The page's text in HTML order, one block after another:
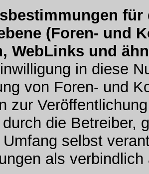
(Foren- und
WebLinks und
in diese
von Foren- und
zur
die Betreiber,
selbst
als verbindlich